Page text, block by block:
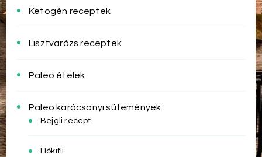
Ketogén receptek
Lisztvarázs receptek
Paleo ételek
Paleo karácsonyi sütemények
Bejgli recept
Hókifli